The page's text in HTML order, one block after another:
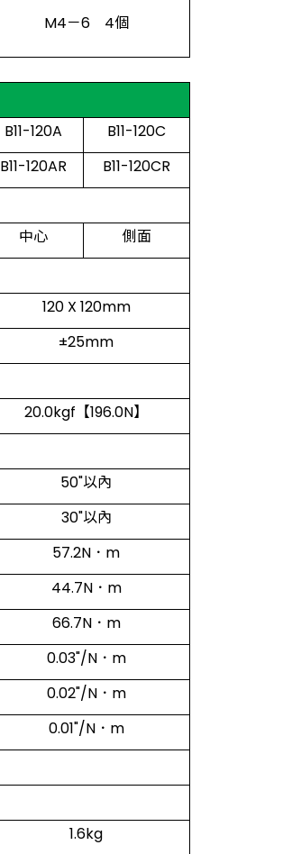
M4－6 4個
B11-120A
B11-120C
B11-120AR
B11-120CR
中心
側面
120 X 120mm
±25mm
20.0kgf【196.0N】
50"以內
30"以內
57.2N．m
44.7N．m
66.7N．m
0.03"/N．m
0.02"/N．m
0.01"/N．m
1.6kg